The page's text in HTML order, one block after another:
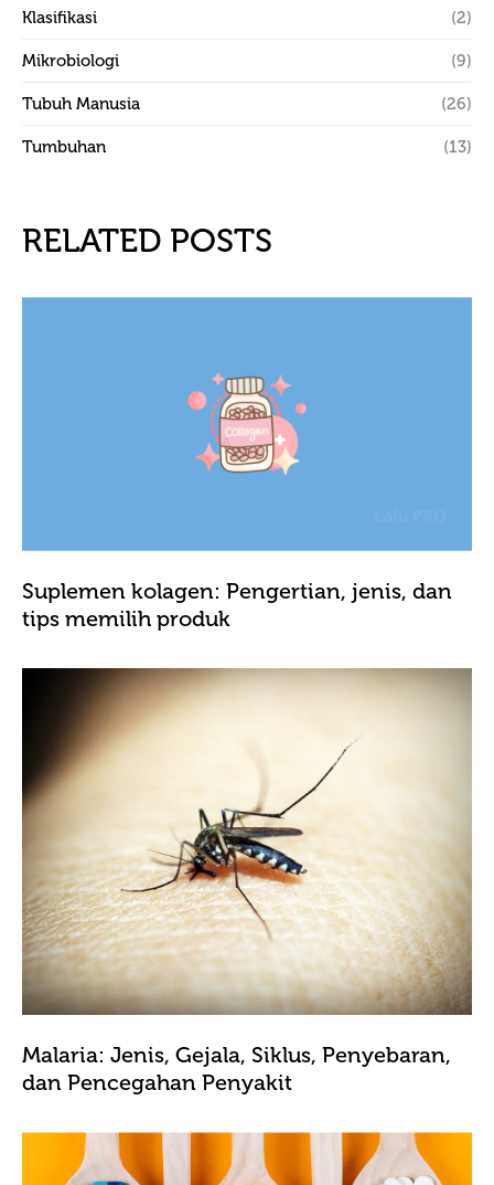
Klasifikasi (2)
Mikrobiologi (9)
Tubuh Manusia (26)
Tumbuhan (13)
RELATED POSTS
Suplemen kolagen: Pengertian, jenis, dan
tips memilih produk
Malaria: Jenis, Gejala, Siklus, Penyebaran,
dan Pencegahan Penyakit